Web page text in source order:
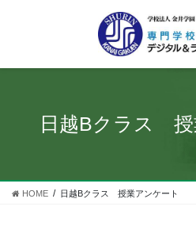
学校紹
受験生
学生サ
日越Bクラス 授
HOME 日越Bクラス 授業アンケート